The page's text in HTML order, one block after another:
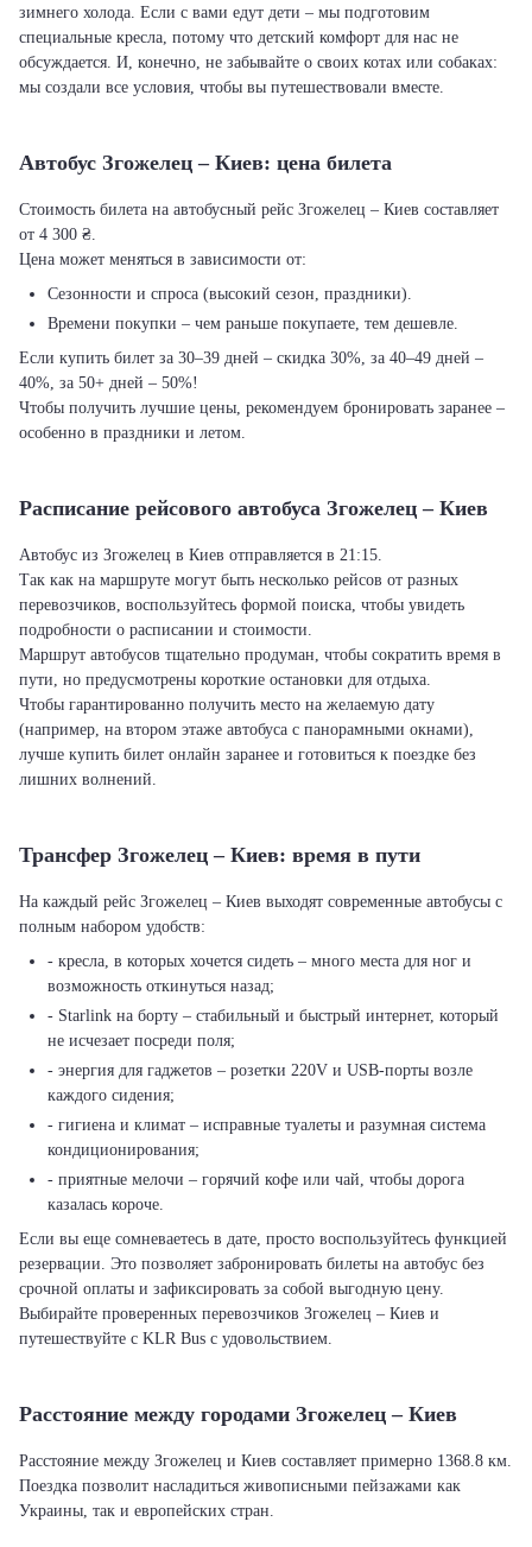
зимнего холода. Если с вами едут дети – мы подготовим
специальные кресла, потому что детский комфорт для нас не
обсуждается. И, конечно, не забывайте о своих котах или собаках:
мы создали все условия, чтобы вы путешествовали вместе.
Автобус Згожелец – Киев: цена билета
Стоимость билета на автобусный рейс Згожелец – Киев составляет
от 4 300 ₴.
Цена может меняться в зависимости от:
Сезонности и спроса (высокий сезон, праздники).
Времени покупки – чем раньше покупаете, тем дешевле.
Если купить билет за 30–39 дней – скидка 30%, за 40–49 дней –
40%, за 50+ дней – 50%!
Чтобы получить лучшие цены, рекомендуем бронировать заранее –
особенно в праздники и летом.
Расписание рейсового автобуса Згожелец – Киев
Автобус из Згожелец в Киев отправляется в 21:15.
Так как на маршруте могут быть несколько рейсов от разных
перевозчиков, воспользуйтесь формой поиска, чтобы увидеть
подробности о расписании и стоимости.
Маршрут автобусов тщательно продуман, чтобы сократить время в
пути, но предусмотрены короткие остановки для отдыха.
Чтобы гарантированно получить место на желаемую дату
(например, на втором этаже автобуса с панорамными окнами),
лучше купить билет онлайн заранее и готовиться к поездке без
лишних волнений.
Трансфер Згожелец – Киев: время в пути
На каждый рейс Згожелец – Киев выходят современные автобусы с
полным набором удобств:
- кресла, в которых хочется сидеть – много места для ног и
возможность откинуться назад;
- Starlink на борту – стабильный и быстрый интернет, который
не исчезает посреди поля;
- энергия для гаджетов – розетки 220V и USB-порты возле
каждого сидения;
- гигиена и климат – исправные туалеты и разумная система
кондиционирования;
- приятные мелочи – горячий кофе или чай, чтобы дорога
казалась короче.
Если вы еще сомневаетесь в дате, просто воспользуйтесь функцией
резервации. Это позволяет забронировать билеты на автобус без
срочной оплаты и зафиксировать за собой выгодную цену.
Выбирайте проверенных перевозчиков Згожелец – Киев и
путешествуйте с KLR Bus с удовольствием.
Расстояние между городами Згожелец – Киев
Расстояние между Згожелец и Киев составляет примерно 1368.8 км.
Поездка позволит насладиться живописными пейзажами как
Украины, так и европейских стран.